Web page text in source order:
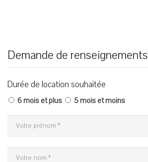
Demande de renseignements
Durée de location souhaitée
6 mois et plus 5 mois et moins